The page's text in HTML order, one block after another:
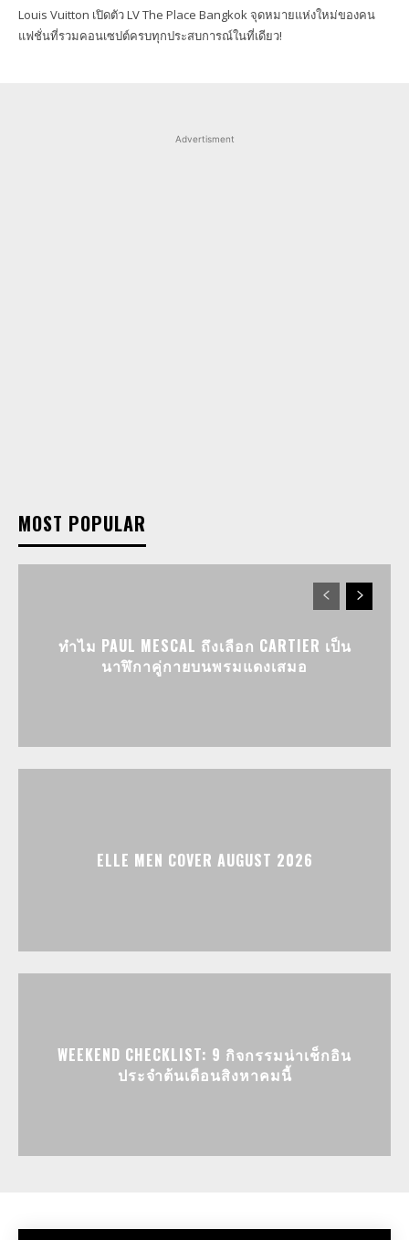
Louis Vuitton เปิดตัว LV The Place Bangkok จุดหมายแห่งใหม่ของคน
แฟชั่นที่รวมคอนเซปต์ครบทุกประสบการณ์ในที่เดียว!
Advertisment
MOST POPULAR
ทำไม PAUL MESCAL ถึงเลือก CARTIER เป็น
นาฬิกาคู่กายบนพรมแดงเสมอ
ELLE MEN COVER AUGUST 2026
WEEKEND CHECKLIST: 9 กิจกรรมน่าเช็กอิน
ประจำต้นเดือนสิงหาคมนี้